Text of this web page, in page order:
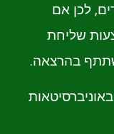
יכולה להכיל עד 15 תלמידים, לכן אם
שליחת